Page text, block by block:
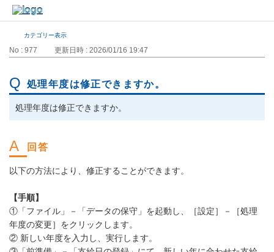
カテゴリー表示
No : 977 更新日時 : 2026/01/16 19:47
処理年度は修正できますか。
処理年度は修正できますか。
以下の方法により、修正することができます。
【手順】
①「ファイル」－「データの保守」を起動し、［設定］－［処理
年度の変更］をクリックします。
② 新しい年度を入力し、実行します。